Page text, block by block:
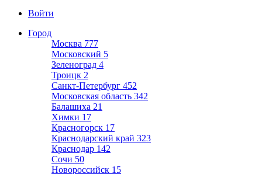
Войти
Город
Москва 777
Московский 5
Зеленоград 4
Троицк 2
Санкт-Петербург 452
Московская область 342
Балашиха 21
Химки 17
Красногорск 17
Краснодарский край 323
Краснодар 142
Сочи 50
Новороссийск 15